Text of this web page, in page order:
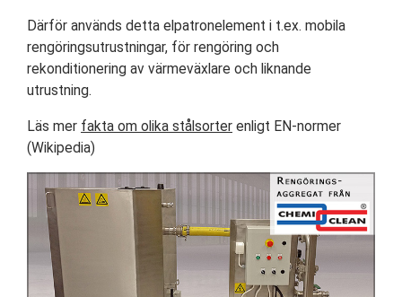
Därför används detta elpatronelement i t.ex. mobila
rengöringsutrustningar, för rengöring och
rekonditionering av värmeväxlare och liknande
utrustning.
Läs mer fakta om olika stålsorter enligt EN-normer
(Wikipedia)